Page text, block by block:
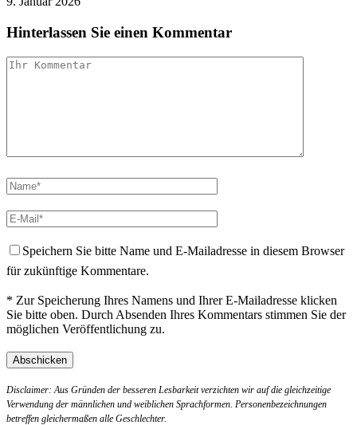
Hinterlassen Sie einen Kommentar
Speichern Sie bitte Name und E-Mailadresse in diesem Browser
für zukünftige Kommentare.
* Zur Speicherung Ihres Namens und Ihrer E-Mailadresse klicken
Sie bitte oben. Durch Absenden Ihres Kommentars stimmen Sie der
möglichen Veröffentlichung zu.
Disclaimer: Aus Gründen der besseren Lesbarkeit verzichten wir auf die gleichzeitige
Verwendung der männlichen und weiblichen Sprachformen. Personenbezeichnungen
betreffen gleichermaßen alle Geschlechter.